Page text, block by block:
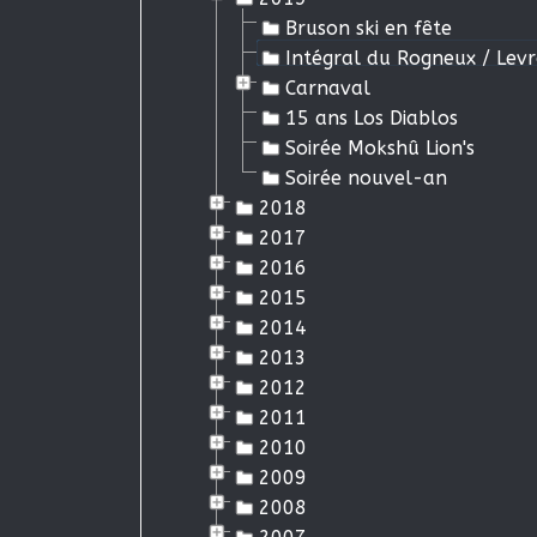
Bruson ski en fête
Intégral du Rogneux /
Carnaval
15 ans Los Diablos
Soirée Mokshû Lion's
Soirée nouvel-an
2018
2017
2016
2015
2014
2013
2012
2011
2010
2009
2008